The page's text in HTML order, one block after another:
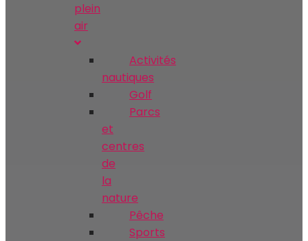
plein
air
Activités
nautiques
Golf
Parcs
et
centres
de
la
nature
Pêche
Sports